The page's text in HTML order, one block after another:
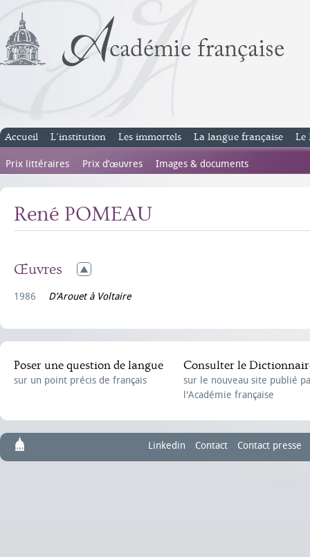
Accueil L’institution Les immortels La langue française Le
Prix littéraires Prix d’œuvres Images & documents
René POMEAU
Œuvres
1986 D’Arouet à Voltaire
Poser une question de langue
sur un point précis de français
Consulter le
sur le nouveau site publié
l'Académie française
Linkedin Contact Contact presse